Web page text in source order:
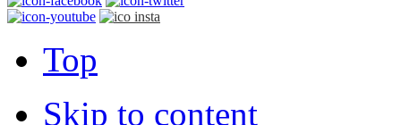
Top
Skip to content